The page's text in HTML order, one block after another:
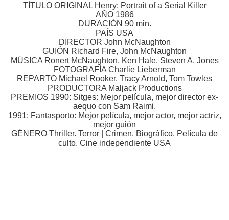
TÍTULO ORIGINAL Henry: Portrait of a Serial Killer
AÑO 1986
DURACIÓN 90 min.
PAÍS USA
DIRECTOR John McNaughton
GUIÓN Richard Fire, John McNaughton
MÚSICA Ronert McNaughton, Ken Hale, Steven A. Jones
FOTOGRAFÍA Charlie Lieberman
REPARTO Michael Rooker, Tracy Arnold, Tom Towles
PRODUCTORA Maljack Productions
PREMIOS 1990: Sitges: Mejor película, mejor director ex-
aequo con Sam Raimi.
1991: Fantasporto: Mejor película, mejor actor, mejor actriz,
mejor guión
GÉNERO Thriller. Terror | Crimen. Biográfico. Película de
culto. Cine independiente USA